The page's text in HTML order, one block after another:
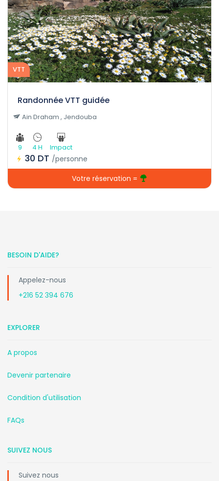
VTT
Randonnée VTT guidée
Ain Draham , Jendouba
9 4 H Impact
30 DT /personne
Votre réservation =
BESOIN D'AIDE?
Appelez-nous
+216 52 394 676
EXPLORER
A propos
Devenir partenaire
Condition d'utilisation
FAQs
SUIVEZ NOUS
Suivez nous